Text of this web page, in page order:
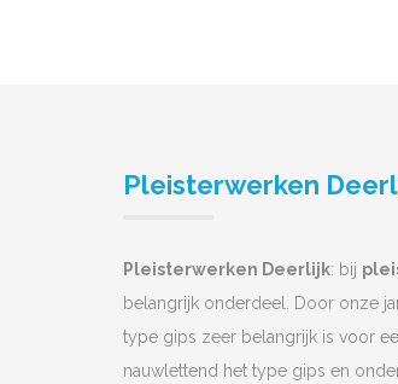
Pleisterwerken
Pleisterwerken Deerlijk: bij
belangrijk onderdeel. Door onze
type gips zeer belangrijk is voor
nauwlettend het type gips en